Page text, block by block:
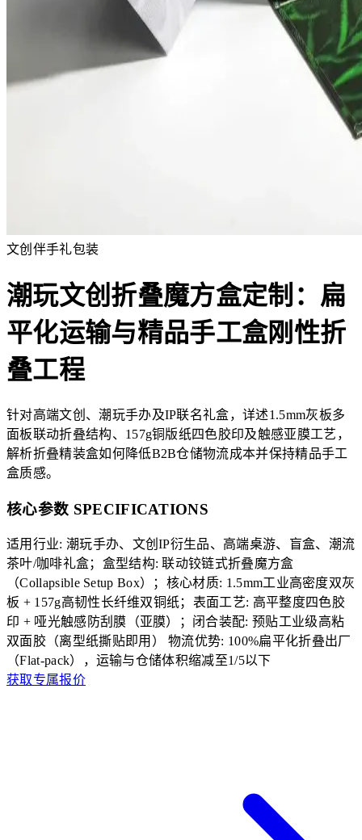
文创伴手礼包装
潮玩文创折叠魔方盒定制：扁
平化运输与精品手工盒刚性折
叠工程
针对高端文创、潮玩手办及IP联名礼盒，详述1.5mm灰板多
面板联动折叠结构、157g铜版纸四色胶印及触感亚膜工艺，
解析折叠精装盒如何降低B2B仓储物流成本并保持精品手工
盒质感。
核心参数 SPECIFICATIONS
适用行业: 潮玩手办、文创IP衍生品、高端桌游、盲盒、潮流
茶叶/咖啡礼盒；盒型结构: 联动铰链式折叠魔方盒
（Collapsible Setup Box）；核心材质: 1.5mm工业高密度双灰
板 + 157g高韧性长纤维双铜纸；表面工艺: 高平整度四色胶
印 + 哑光触感防刮膜（亚膜）；闭合装配: 预贴工业级高粘
双面胶（离型纸撕贴即用）
物流优势: 100%扁平化折叠出厂
（Flat-pack），运输与仓储体积缩减至1/5以下
获取专属报价